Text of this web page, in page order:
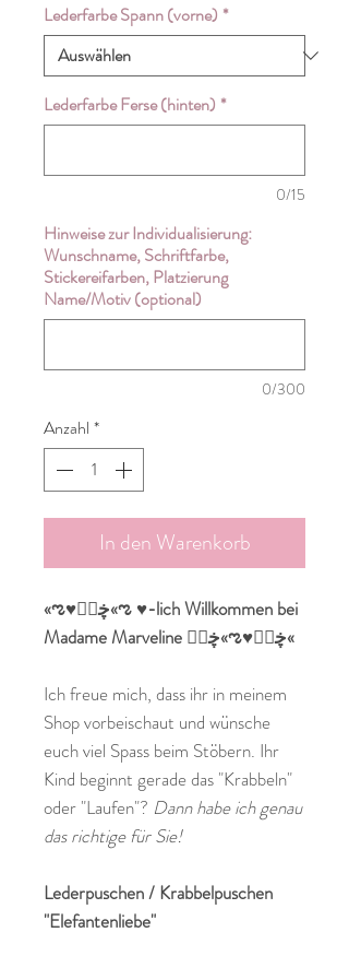
Lederfarbe Spann (vorne) *
Lederfarbe Ferse (hinten) *
0/15
Hinweise zur Individualisierung:
Wunschname, Schriftfarbe,
Stickereifarben, Platzierung
Name/Motiv (optional)
0/300
Anzahl *
In den Warenkorb
«ಌ♥ڿڰۣ«ಌ ♥-lich Willkommen bei
Madame Marveline ڿڰۣ«ಌ♥ڿڰۣ«
Ich freue mich, dass ihr in meinem
Shop vorbeischaut und wünsche
euch viel Spass beim Stöbern. Ihr
Kind beginnt gerade das "Krabbeln"
oder "Laufen"? Dann habe ich genau
das richtige für Sie!
Lederpuschen / Krabbelpuschen
"Elefantenliebe"